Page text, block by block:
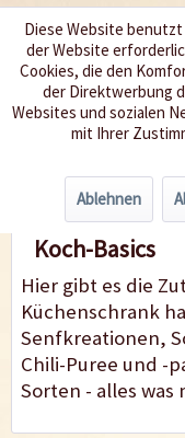
Menü
Koch-Basics
Koch-Basics
Hier gibt es die
Küchenschrank
Senfkreationen,
Chili-Puree und -
Sorten - alles was
Diese Website
der Website
Cookies, die den
der Direktwerbung
Websites und sozialen
mit Ihrer
Ablehnen